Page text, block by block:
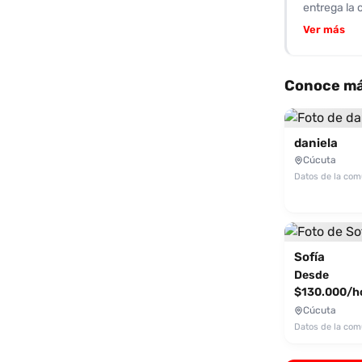
entrega la
deseos
entrega
Si estás
a vivir una
Ver más
Conoce
daniela
Cúcuta
Datos de la
Sofía
Desde
$130.000/
Cúcuta
Datos de la